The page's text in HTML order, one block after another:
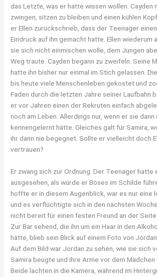
das Letzte, was er hatte wissen wollen. Cayden
zwingen, sitzen zu bleiben und einen kühlen
er Ellen zurückschrieb, dass der Teenager
Eindruck auf ihn gemacht hatte. Ellen wiederum
sie sich nicht einmischen wolle, dem Jungen
Weg traute. Cayden begann zu zweifeln. Seine
hatte ihn bisher nur einmal im Stich gelassen.
bis heute viele Menschenleben gekostet und
Faden durch die letzten Jahre seiner Laufbahn
er vor Jahren einen der Rekruten einfach
noch am Leben. Allerdings nur, wenn er sie
kennengelernt hätte. Gleiches galt für Samira,
ihr dann nie begegnet. Sollte er vielleicht doch
vertrauen?
Er zwang sich zur Ordnung. Der Teenager hatte
ausgesehen, als würde er Böses im Schilde
hoffte er in diesem Augenblick, war es nur eine
und es verflüchtigte sich in den nächsten
nicht bereit für einen festen Freund an der
Zur Bar sehend, die ihn um ein Haar in den
hätte, blieb sein Blick auf einem Foto von
Auf dem Bild war Jordan zu sehen, wie sie sich
Samira beugte und ihre Arme vor dem
Beide lachten in die Kamera, während im